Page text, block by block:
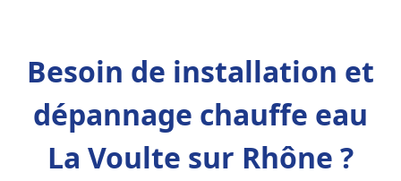
Besoin de installation et
dépannage chauffe eau
La Voulte sur Rhône ?